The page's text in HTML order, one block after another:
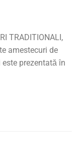
TRADITIONALI,
amestecuri de
este prezentată în
250g.